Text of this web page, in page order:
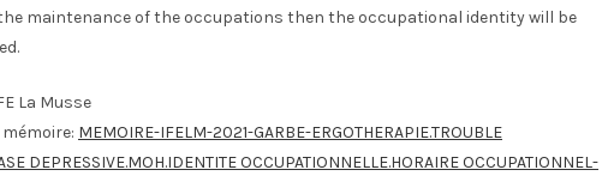
maintenance of the occupations then the occupational identity will be
La Musse
MEMOIRE-IFELM-2021-GARBE-ERGOTHERAPIE.TROUBLE
DEPRESSIVE.MOH.IDENTITE OCCUPATIONNELLE.HORAIRE OCCUPATIONNEL-